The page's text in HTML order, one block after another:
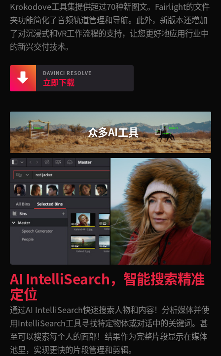
键盘
调色台
Studio版
Media
培训
技术规格
India
Italy
Japan
Korea
Mexico
Malaysia
Netherlands
New Zealand
Norway
Poland
Portugal
Spain
Sweden
中华台北
Turkey
India
Italy
Japan
Korea
Mexico
Malaysia
Netherlands
New Zealand
Norway
Poland
Portugal
Spain
Sweden
中华台北
Turkey
Krokodove工具集提供超过70种新图文。Fairlight的文件
夹功能简化了音频轨道管理和导航。 此外， 新版本还增加
了对沉浸式和VR工作流程的支持，让您更好地应用行业中
的新兴交付技术。
DAVINCI RESOLVE
立即下载
众多AI工具
AI IntelliSearch， 智能搜索精准
定位
通过AI IntelliSearch快速搜索人物和内容！分析媒体并使
用IntelliSearch工具寻找特定物体或对话中的关键词。甚
至可以搜索每个人的面部！结果作为完整片段显示在媒体
池里，实现更快的片段管理和剪辑。